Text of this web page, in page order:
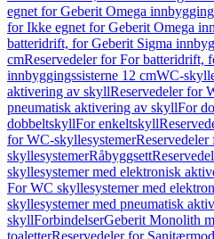
egnet for Geberit Omega
for Ikke egnet for Geberit Omega
batteridrift, for Geberit Sigma
cmReservedeler for For batteridrift,
innbyggingssisterne 12 cmWC-
aktivering av skyllReservedeler for
pneumatisk aktivering av skyllFor
dobbeltskyllFor enkeltskyll
for WC-skyllesystemer
skyllesystemerRåbyggsett
skyllesystemer med elektronisk
For WC skyllesystemer med
skyllesystemer med pneumatisk
skyllForbindelserGeberit Monolith
toaletterReservedeler for